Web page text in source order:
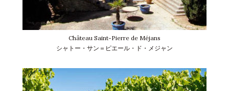
Château Saint-Pierre de Méjans
シャトー・サン＝ピエール・ド・メジャン